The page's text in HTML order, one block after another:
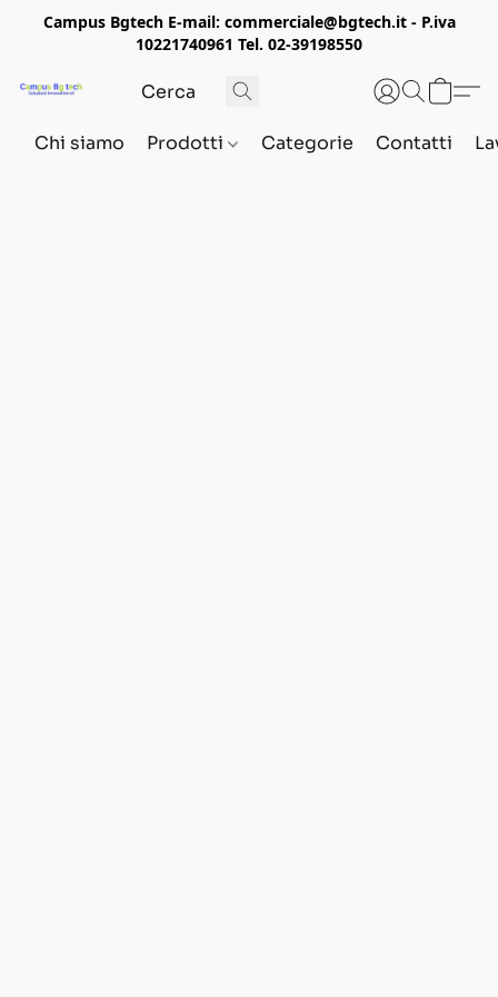
Campus Bgtech E-mail: commerciale@bgtech.it - P.iva
10221740961 Tel. 02-39198550
Chi siamo Prodotti Categorie Contatti